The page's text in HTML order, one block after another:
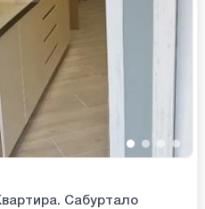
• • • •
Сабуртало